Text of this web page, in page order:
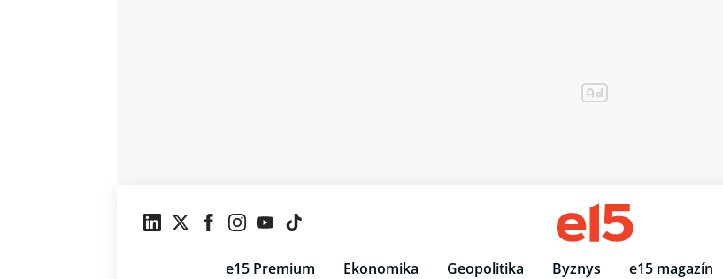
e15 Premium Ekonomika Geopolitika Byznys e15 magazín